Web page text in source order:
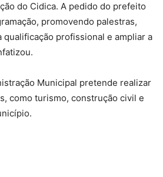
do Cidica. A pedido do prefeito
promovendo palestras,
profissional e ampliar a
Municipal pretende realizar
como turismo, construção civil e